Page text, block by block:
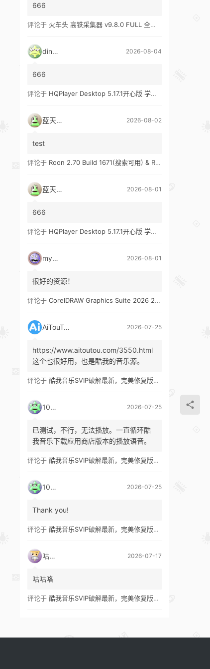
666
评论于 火车头 高铁采集器 v9.8.0 FULL 全功能版（兼容win10、win11）
ding1 2026-08-04
666
评论于 HQPlayer Desktop 5.17.1开心版 学习版&HQPlayer Embedded 5.17.2开心版 学习版
蓝天真蓝 2026-08-02
test
评论于 Roon 2.70 Build 1671(搜索可用) & Roon 2.65 Build 1653 & Roon 1.8 Build 1151 Legacy 开心版 学习版
蓝天真蓝 2026-08-01
666
评论于 HQPlayer Desktop 5.17.1开心版 学习版&HQPlayer Embedded 5.17.2开心版 学习版
mypw 2026-08-01
很好的资源！
评论于 CorelDRAW Graphics Suite 2026 27.1 多语言 开心版 学习版 by KpoJIuK
AiTouTou 2026-07-25
https://www.aitoutou.com/3550.html
这个也很好用，也是酷我的音乐源。
评论于 酷我音乐SVIP破解最新，完美修复版！支持安卓+车机+pc版！
1035 2026-07-25
已测试，不行，无法播放。一直循环酷
我音乐下载应用商店版本的播放语音。
评论于 酷我音乐SVIP破解最新，完美修复版！支持安卓+车机+pc版！
1035 2026-07-25
Thank you!
评论于 酷我音乐SVIP破解最新，完美修复版！支持安卓+车机+pc版！
咕咕咯 2026-07-17
咕咕咯
评论于 酷我音乐SVIP破解最新，完美修复版！支持安卓+车机+pc版！